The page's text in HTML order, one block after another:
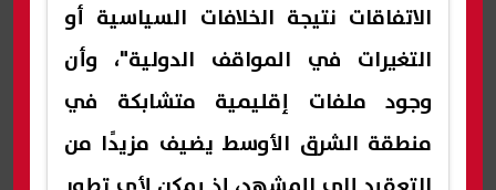
الاتفاقات نتيجة الخلافات السياسية أو
التغيرات في المواقف الدولية"، وأن
وجود ملفات إقليمية متشابكة في
منطقة الشرق الأوسط يضيف مزيدًا من